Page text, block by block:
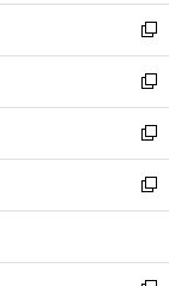
く
ウ
で
開
く
ン
ド
ウ
で
開
く
ウ
ィ
ン
ド
ウ
で
開
く
し
い
ウ
ィ
ン
ド
ウ
で
開
新
し
い
ウ
ィ
ン
ド
ウ
開
新
し
い
ウ
ィ
ン
ウ
新
し
い
ウ
ン
新
し
ウ